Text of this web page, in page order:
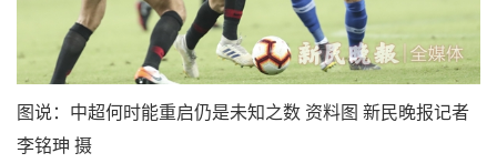
图说：中超何时能重启仍是未知之数 资料图 新民晚报记者
李铭珅 摄